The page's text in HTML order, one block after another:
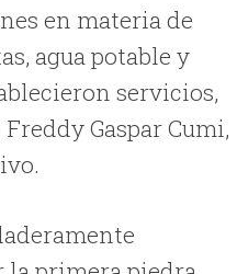
en materia de
agua potable y
servicios,
Gaspar Cumi,